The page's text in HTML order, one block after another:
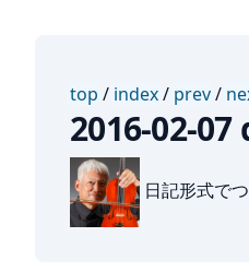
top / index/ prev/
2016-02-
日記形式で